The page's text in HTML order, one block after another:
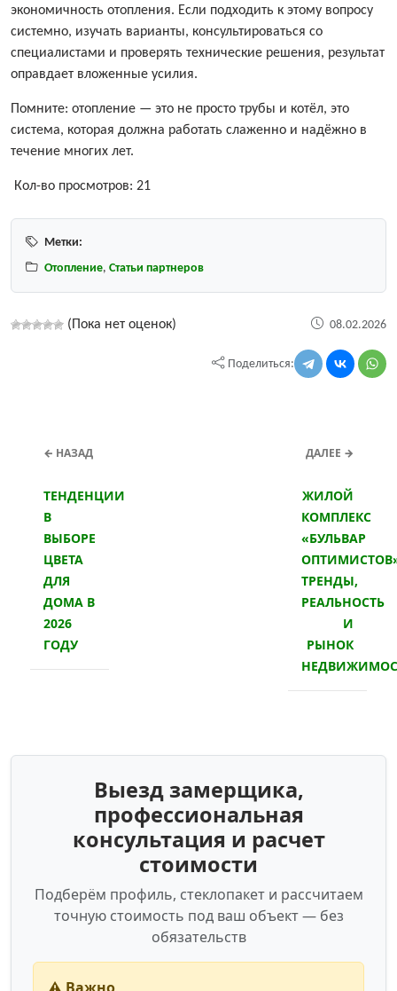
экономичность отопления. Если подходить к этому вопросу
системно, изучать варианты, консультироваться со
специалистами и проверять технические решения, результат
оправдает вложенные усилия.
Помните: отопление — это не просто трубы и котёл, это
система, которая должна работать слаженно и надёжно в
течение многих лет.
Кол-во просмотров: 21
Метки:
Отопление, Статьи партнеров
(Пока нет оценок) 08.02.2026
Поделиться:
← НАЗАД
ТЕНДЕНЦИИ
В
ВЫБОРЕ
ЦВЕТА
ДЛЯ
ДОМА В
2026
ГОДУ
ДАЛЕЕ →
ЖИЛОЙ
КОМПЛЕКС
«БУЛЬВАР
ТРЕНДЫ,
РЕАЛЬНОСТЬ
И
РЫНОК
Выезд замерщика,
профессиональная
консультация и расчет
стоимости
Подберём профиль, стеклопакет и рассчитаем
точную стоимость под ваш объект — без
обязательств